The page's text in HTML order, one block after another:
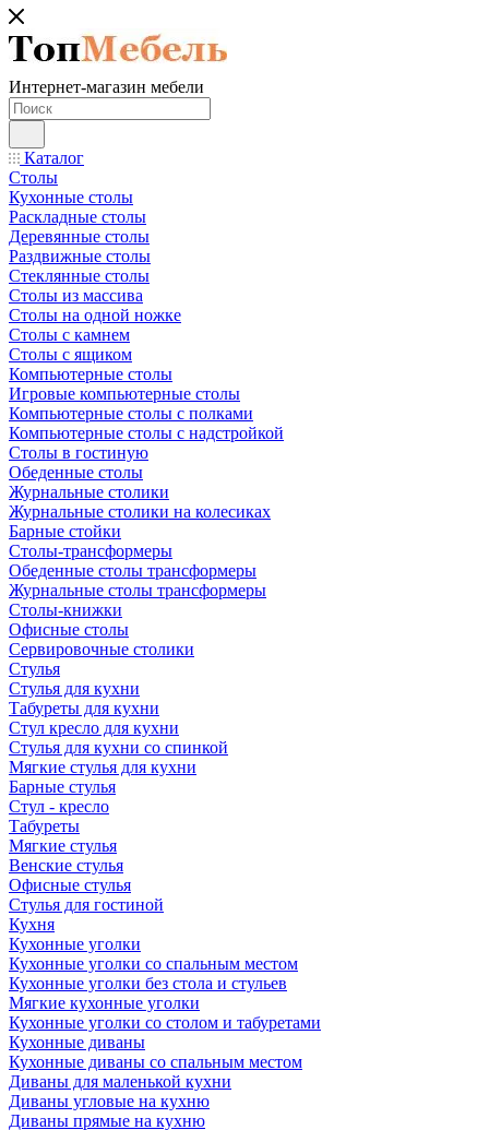
Интернет-магазин мебели
Каталог
Столы
Кухонные столы
Раскладные столы
Деревянные столы
Раздвижные столы
Стеклянные столы
Столы из массива
Столы на одной ножке
Столы с камнем
Столы с ящиком
Компьютерные столы
Игровые компьютерные столы
Компьютерные столы с полками
Компьютерные столы с надстройкой
Столы в гостиную
Обеденные столы
Журнальные столики
Журнальные столики на колесиках
Барные стойки
Столы-трансформеры
Обеденные столы трансформеры
Журнальные столы трансформеры
Столы-книжки
Офисные столы
Сервировочные столики
Стулья
Стулья для кухни
Табуреты для кухни
Стул кресло для кухни
Стулья для кухни со спинкой
Мягкие стулья для кухни
Барные стулья
Стул - кресло
Табуреты
Мягкие стулья
Венские стулья
Офисные стулья
Стулья для гостиной
Кухня
Кухонные уголки
Кухонные уголки со спальным местом
Кухонные уголки без стола и стульев
Мягкие кухонные уголки
Кухонные уголки со столом и табуретами
Кухонные диваны
Кухонные диваны со спальным местом
Диваны для маленькой кухни
Диваны угловые на кухню
Диваны прямые на кухню